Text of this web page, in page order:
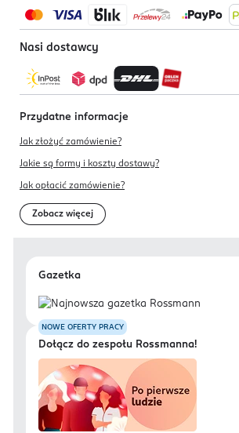
Nasi dostawcy
Przydatne informacje
Jak złożyć zamówienie?
Jakie są formy i koszty dostawy?
Jak opłacić zamówienie?
Zobacz więcej
Gazetka
NOWE OFERTY PRACY
Dołącz do zespołu Rossmanna!